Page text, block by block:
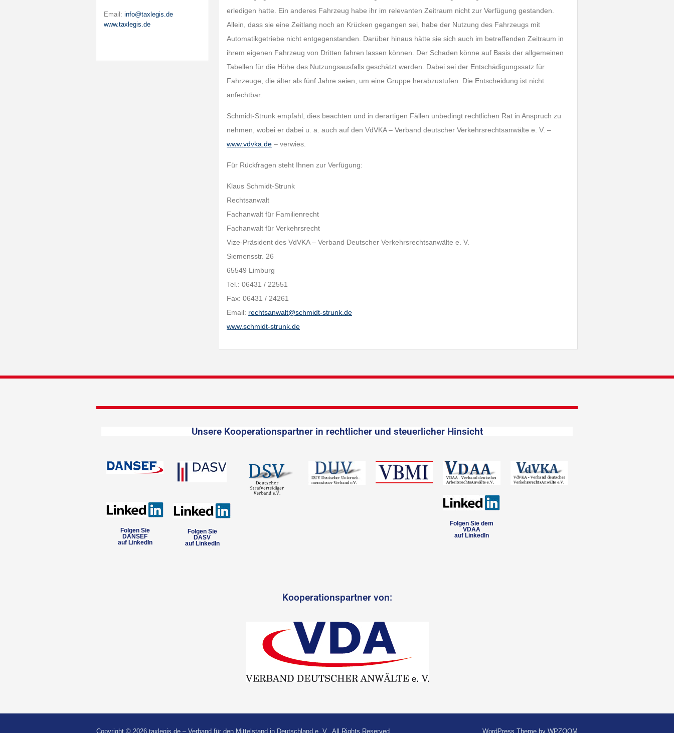
Email: info@taxlegis.de
www.taxlegis.de
erledigen hatte. Ein anderes Fahrzeug habe ihr im relevanten Zeitraum nicht zur Verfügung gestanden.
Allein, dass sie eine Zeitlang noch an Krücken gegangen sei, habe der Nutzung des Fahrzeugs mit
Automatikgetriebe nicht entgegenstanden. Darüber hinaus hätte sie sich auch im betreffenden Zeitraum in
ihrem eigenen Fahrzeug von Dritten fahren lassen können. Der Schaden könne auf Basis der allgemeinen
Tabellen für die Höhe des Nutzungsausfalls geschätzt werden. Dabei sei der Entschädigungssatz für
Fahrzeuge, die älter als fünf Jahre seien, um eine Gruppe herabzustufen. Die Entscheidung ist nicht
anfechtbar.
Schmidt-Strunk empfahl, dies beachten und in derartigen Fällen unbedingt rechtlichen Rat in Anspruch zu
nehmen, wobei er dabei u. a. auch auf den VdVKA – Verband deutscher Verkehrsrechtsanwälte e. V. –
www.vdvka.de – verwies.
Für Rückfragen steht Ihnen zur Verfügung:
Klaus Schmidt-Strunk
Rechtsanwalt
Fachanwalt für Familienrecht
Fachanwalt für Verkehrsrecht
Vize-Präsident des VdVKA – Verband Deutscher Verkehrsrechtsanwälte e. V.
Siemensstr. 26
65549 Limburg
Tel.: 06431 / 22551
Fax: 06431 / 24261
Email: rechtsanwalt@schmidt-strunk.de
www.schmidt-strunk.de
Unsere Kooperationspartner in rechtlicher und steuerlicher Hinsicht
Folgen Sie
DANSEF
auf LinkedIn
Folgen Sie
DASV
auf LinkedIn
Folgen Sie dem
VDAA
auf LinkedIn
Kooperationspartner von:
WordPress Theme by WPZOOM
Copyright © 2026 taxlegis.de – Verband für den Mittelstand in Deutschland e. V.. All Rights Reserved